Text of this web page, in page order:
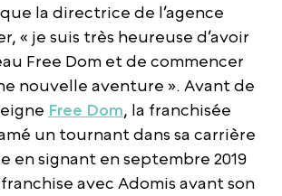
la directrice de l’agence
« je suis très heureuse d’avoir
Free Dom et de commencer
nouvelle aventure ». Avant de
Free Dom, la franchisée
un tournant dans sa carrière
en signant en septembre 2019
avec Adomis avant son